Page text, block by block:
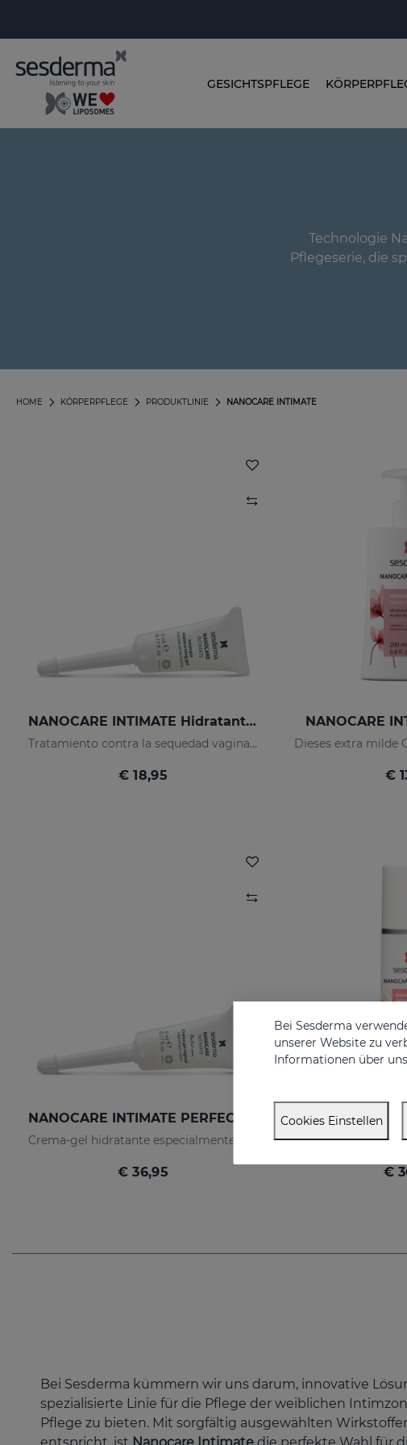
GESICHTSPFLEGE
Technologie
Pflegeserie, die
NANOCARE INTIMATE
PRODUKTLINIE
KÖRPERPFLEGE
HOME
NANOCARE INTIMATE Hidratante Intimo
Tratamiento contra la sequedad vaginal. Humecta y lubrica de forma inmediata y duradera.
€ 18,95
NANOCARE
€
€ 36,95 €
Bei Sesderma kümmern wir uns darum, innovative
spezialisierte Linie für die Pflege der weiblichen
Pflege zu bieten. Mit sorgfältig ausgewählten
entspricht, ist Nanocare Intimate die perfekte Wahl für
Bei Sesderma
unserer Website zu
Informationen über
Cookies Einstellen